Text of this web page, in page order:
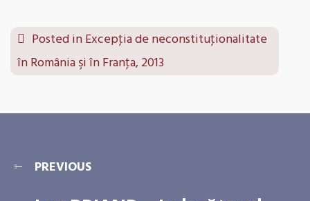
Posted inExcepţia de neconstituţionalitate
în România şi în Franţa, 2013
PREVIOUS